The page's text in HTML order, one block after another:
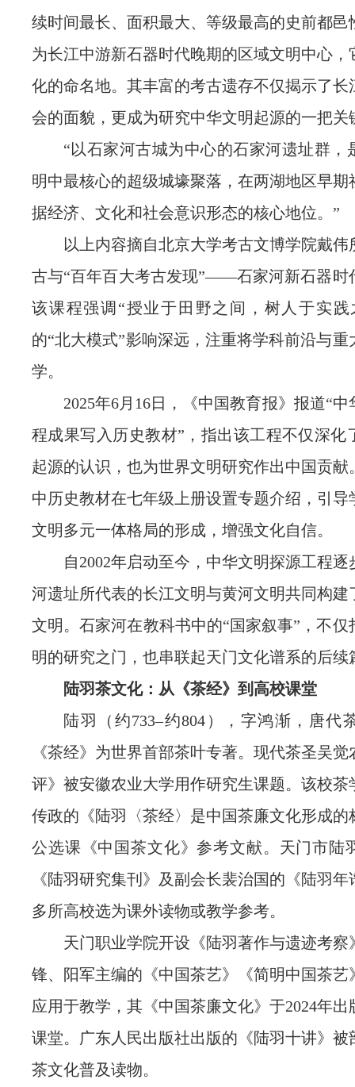
续时间最长、面积最大、等级最高的史前都邑
为长江中游新石器时代晚期的区域文明中心，
化的命名地。其丰富的考古遗存不仅揭示了长
会的面貌，更成为研究中华文明起源的一把关
“以石家河古城为中心的石家河遗址群，
明中最核心的超级城壕聚落，在两湖地区早期
据经济、文化和社会意识形态的核心地位。”
以上内容摘自北京大学考古文博学院戴伟
古与“百年百大考古发现”——石家河新石器时
该课程强调“授业于田野之间，树人于实践
的“北大模式”影响深远，注重将学科前沿与重
学。
2025年6月16日，《中国教育报》报道“
程成果写入历史教材”，指出该工程不仅深化
起源的认识，也为世界文明研究作出中国贡献
中历史教材在七年级上册设置专题介绍，引导
文明多元一体格局的形成，增强文化自信。
自2002年启动至今，中华文明探源工程逐
河遗址所代表的长江文明与黄河文明共同构建
文明。石家河在教科书中的“国家叙事”，不仅
明的研究之门，也串联起天门文化谱系的后续
陆羽茶文化：从《茶经》到高校课堂
陆羽（约733–约804），字鸿渐，唐代
《茶经》为世界首部茶叶专著。现代茶圣吴
评》被安徽农业大学用作研究生课题。该校茶
传政的《陆羽〈茶经〉是中国茶廉文化形成的
公选课《中国茶文化》参考文献。天门市陆
《陆羽研究集刊》及副会长裴治国的《陆羽
多所高校选为课外读物或教学参考。
天门职业学院开设《陆羽著作与遗迹考察
锋、阳军主编的《中国茶艺》《简明中国茶艺
应用于教学，其《中国茶廉文化》于2024年出
课堂。广东人民出版社出版的《陆羽十讲》被
茶文化普及读物。